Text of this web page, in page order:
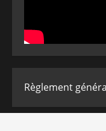
Règlement